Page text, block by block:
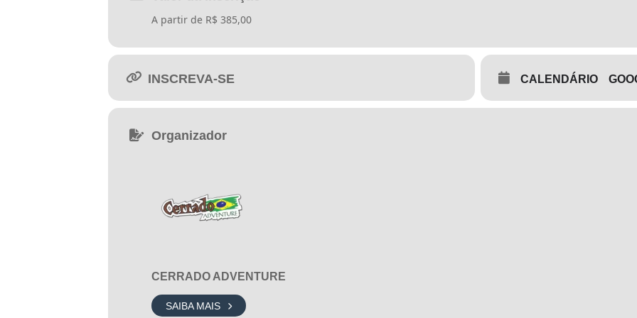
Camiseta oficial > Numeral de Peito > Chip > Pulseira atleta > Ingresso pós prova > Brindes de
Medalha de participação para todos que completarem a prova.
21k | SOLO ou em DUPLA
A partir de R$ 385,00
INSCREVA-SE CALENDÁRIO
Organizador
CERRADO ADVENTURE
SAIBA MAIS